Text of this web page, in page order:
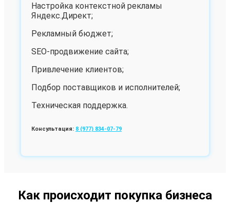
Настройка контекстной рекламы
Яндекс.Директ;
Рекламный бюджет;
SEO-продвижение сайта;
Привлечение клиентов;
Подбор поставщиков и исполнителей;
Техническая поддержка.
Консультация: 8 (977) 834-07-79
Как происходит покупка бизнеса